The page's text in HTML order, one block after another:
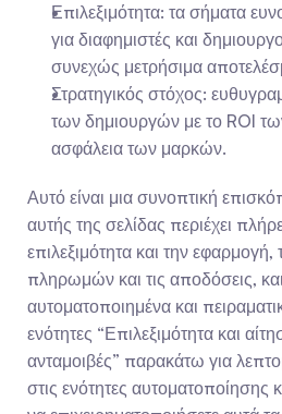
Επιλεξιμότητα: τα σήματα
για διαφημιστές και
συνεχώς μετρήσιμα
Στρατηγικός στόχος:
των δημιουργών με το ROI
ασφάλεια των μαρκών.
Αυτό είναι μια συνοπτική
αυτής της σελίδας περιέχει
επιλεξιμότητα και την
πληρωμών και τις αποδόσεις,
αυτοματοποιημένα και
ενότητες “Επιλεξιμότητα και
ανταμοιβές” παρακάτω για
στις ενότητες αυτοματοποίησης